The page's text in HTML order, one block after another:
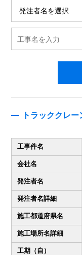
トラッククレー
工事件名
会社名
発注者名
発注者名詳細
施工都道府県名
施工場所名詳細
工期（自）